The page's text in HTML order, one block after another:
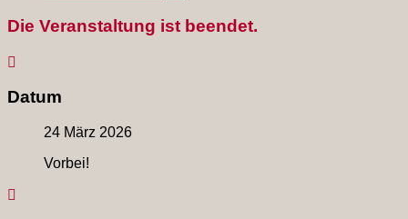
Die Veranstaltung ist beendet.
Datum
24 März 2026
Vorbei!